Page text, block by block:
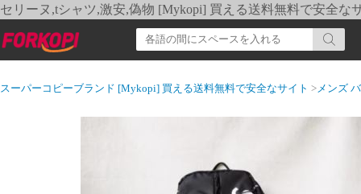
セリーヌ,tシャツ,激安,偽物 [Mykopi] 買える送料無料で安全な
スーパーコピーブランド [Mykopi] 買える送料無料で安全なサイト >メンズ